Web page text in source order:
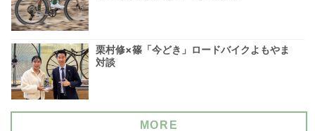
栗村修×篠「今どき」ロードバイクよもやま
対談
MORE